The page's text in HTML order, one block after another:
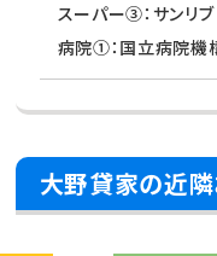
スーパー③：サン
病院①：国立病院
大野貸家の近